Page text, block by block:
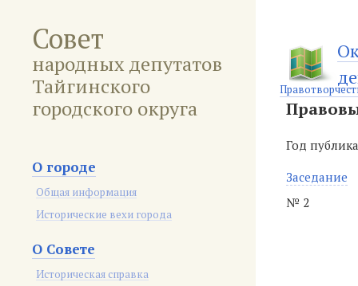
Совет
народных депутатов
Тайгинского
городского округа
О городе
Общая информация
Исторические вехи города
О Совете
Историческая справка
Год
Заседание
№ 2